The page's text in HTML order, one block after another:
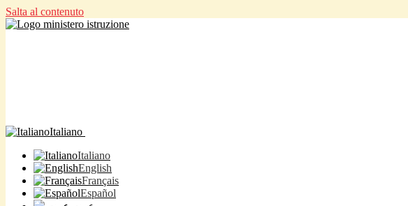
Salta al contenuto
Italiano
Italiano
English
Français
Español